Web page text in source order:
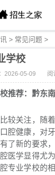
> 常见问题 >
学校
2026-05-09 阅
推荐：黔东
较关注，随
腔健康，对
了新的要求
医学显得尤
专业学校的